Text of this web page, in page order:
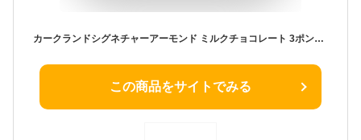
カークランドシグネチャーアーモンド ミルクチョコレート 3ポンド Kirkland Signature Almonds, Milk Chocolate, 3 lb 日本未発売【お取り寄せ商品】
この商品をサイトでみる